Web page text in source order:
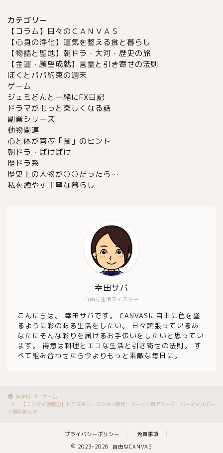
カテゴリー
【コラム】日々のＣＡＮＶＡＳ
【心身の浄化】運気を整える食と暮らし
【物語と聖地】朝ドラ・大河・歴史の旅
【金運・願望成就】言霊と引き寄せの法則
ぼくとパパ約束の週末
ゲーム
ジェミどんと一緒にFX日記
ドラマがもっと楽しくなる話
副業シリーズ
動物関連
心と体が喜ぶ「食」のヒント
朝ドラ・ばけばけ
歴ドラ系
歴史上の人物が○○だったら…
私を癒やす丁寧な暮らし
自由な生活マイスター
幸田サバ
こんにちは。 幸田サバです。 CANVASに自由に色を塗
るように彩のある生活をしたい。 日々頑張っているあ
なたにそんな彩りを届けるお手伝いをしたいと思ってい
ます。 得意は料理とエコな生活と引き寄せの法則。 す
べて組み合わせたら今よりもっと素敵な毎日に。
HOME
ゲーム
【ニンダイ速報②】トモダチコレクション新作・カービィ新アミーボ・バーチャルボー
イ復刻まとめ
プライバシーポリシー
免責事項
2023–2026 自由なCANVAS